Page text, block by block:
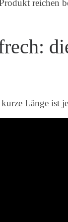
reichen
Länge ist